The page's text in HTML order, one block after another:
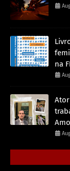
na